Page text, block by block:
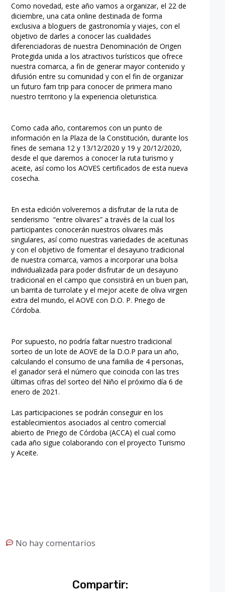
Como novedad, este año vamos a organizar, el 22 de
diciembre, una cata online destinada de forma
exclusiva a bloguers de gastronomía y viajes, con el
objetivo de darles a conocer las cualidades
diferenciadoras de nuestra Denominación de Origen
Protegida unida a los atractivos turísticos que ofrece
nuestra comarca, a fin de generar mayor contenido y
difusión entre su comunidad y con el fin de organizar
un futuro fam trip para conocer de primera mano
nuestro territorio y la experiencia oleturistica.
Como cada año, contaremos con un punto de
información en la Plaza de la Constitución, durante los
fines de semana 12 y 13/12/2020 y 19 y 20/12/2020,
desde el que daremos a conocer la ruta turismo y
aceite, así como los AOVES certificados de esta nueva
cosecha.
En esta edición volveremos a disfrutar de la ruta de
senderismo “entre olivares” a través de la cual los
participantes conocerán nuestros olivares más
singulares, así como nuestras variedades de aceitunas
y con el objetivo de fomentar el desayuno tradicional
de nuestra comarca, vamos a incorporar una bolsa
individualizada para poder disfrutar de un desayuno
tradicional en el campo que consistirá en un buen pan,
un barrita de turrolate y el mejor aceite de oliva virgen
extra del mundo, el AOVE con D.O. P. Priego de
Córdoba.
Por supuesto, no podría faltar nuestro tradicional
sorteo de un lote de AOVE de la D.O.P para un año,
calculando el consumo de una familia de 4 personas,
el ganador será el número que coincida con las tres
últimas cifras del sorteo del Niño el próximo día 6 de
enero de 2021.
Las participaciones se podrán conseguir en los
establecimientos asociados al centro comercial
abierto de Priego de Córdoba (ACCA) el cual como
cada año sigue colaborando con el proyecto Turismo
y Aceite.
No hay comentarios
Compartir: